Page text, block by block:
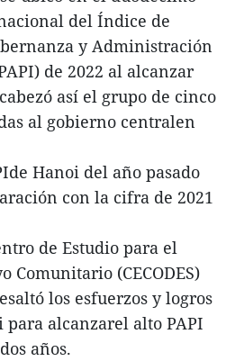
del Índice de
y Administración
de 2022 al alcanzar
así el grupo de cinco
al gobierno centralen
Hanoi del año pasado
con la cifra de 2021
de Estudio para el
Comunitario (CECODES)
los esfuerzos y logros
alcanzarel alto PAPI
años.